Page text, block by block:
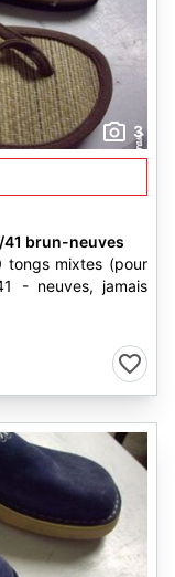
3
brun-neuves
tongs mixtes (pour
- neuves, jamais